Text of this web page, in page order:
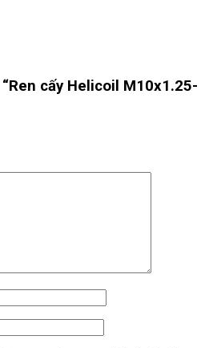
cấy Helicoil M10x1.25-